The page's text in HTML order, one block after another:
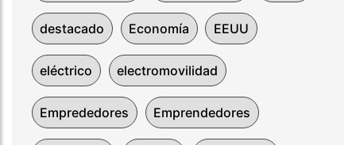
destacado Economía EEUU
eléctrico electromovilidad
Emprededores Emprendedores